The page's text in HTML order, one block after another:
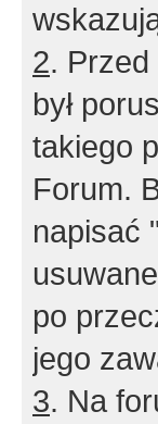
2.
był
takiego
Forum.
napisać
po
jego
3. Na